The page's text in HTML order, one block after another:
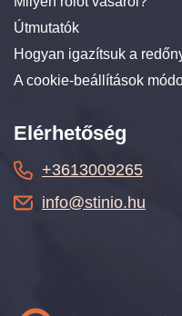
Útmutatók
Hogyan igazítsuk a
A cookie-beállítások
Elérhetőség
+3613009265
info@stinio.hu